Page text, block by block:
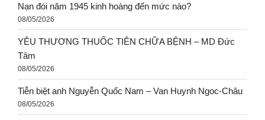
Nạn đói năm 1945 kinh hoàng đến mức nào?
08/05/2026
YÊU THƯƠNG THUỐC TIÊN CHỮA BỆNH – MD Đức
Tâm
08/05/2026
Tiễn biệt anh Nguyễn Quốc Nam – Van Huynh Ngoc-Châu
08/05/2026